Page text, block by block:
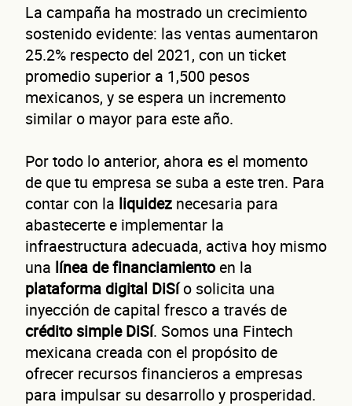
La campaña ha mostrado un crecimiento
sostenido evidente: las ventas aumentaron
25.2% respecto del 2021, con un ticket
promedio superior a 1,500 pesos
mexicanos, y se espera un incremento
similar o mayor para este año.
Por todo lo anterior, ahora es el momento
de que tu empresa se suba a este tren. Para
contar con la liquidez necesaria para
abastecerte e implementar la
infraestructura adecuada, activa hoy mismo
una línea de financiamientoen la
plataforma digital DiSío solicita una
inyección de capital fresco a través de
crédito simple DiSí. Somos una Fintech
mexicana creada con el propósito de
ofrecer recursos financieros a empresas
para impulsar su desarrollo y prosperidad.